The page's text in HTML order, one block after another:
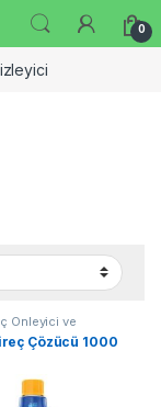
0
Önleyici ve
Çözücü 1000